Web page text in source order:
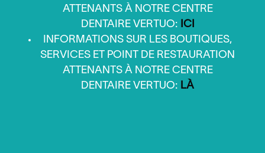
ATTENANTS À NOTRE CENTRE
DENTAIRE VERTUO: ICI
INFORMATIONS SUR LES BOUTIQUES,
SERVICES ET POINT DE RESTAURATION
ATTENANTS À NOTRE CENTRE
DENTAIRE VERTUO: LÀ